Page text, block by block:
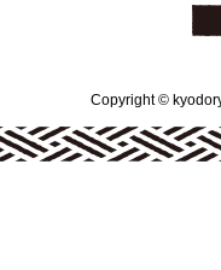
Copyright ©